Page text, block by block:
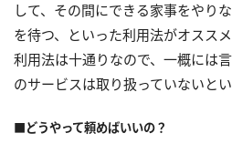
して、その間にできる家事をやり
を待つ、といった利用法がオスス
利用法は十通りなので、一概には
のサービスは取り扱っていないと
■どうやって頼めばいいの？